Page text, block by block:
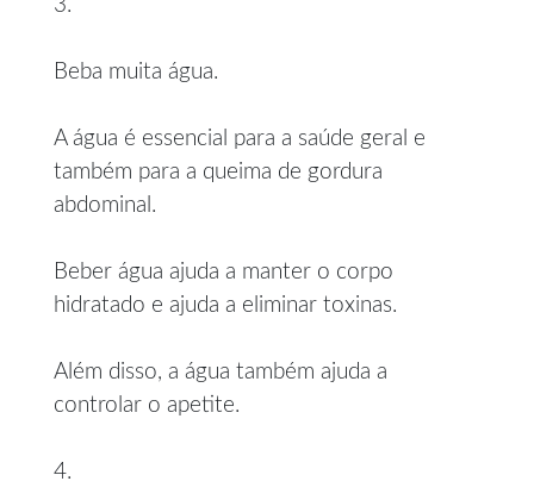
3.
Beba muita água.
A água é essencial para a saúde geral e
também para a queima de gordura
abdominal.
Beber água ajuda a manter o corpo
hidratado e ajuda a eliminar toxinas.
Além disso, a água também ajuda a
controlar o apetite.
4.